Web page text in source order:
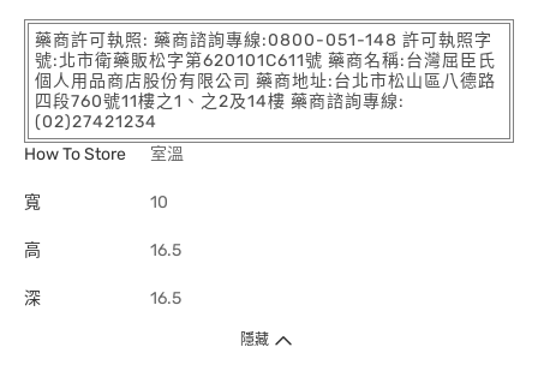
藥商許可執照: 藥商諮詢專線:0800-051-148 許可執照字
號:北市衛藥販松字第620101C611號 藥商名稱:台灣屈臣氏
個人用品商店股份有限公司 藥商地址:台北市松山區八德路
四段760號11樓之1、之2及14樓 藥商諮詢專線:
(02)27421234
How To Store
室溫
寬 10
高 16.5
深 16.5
隱藏